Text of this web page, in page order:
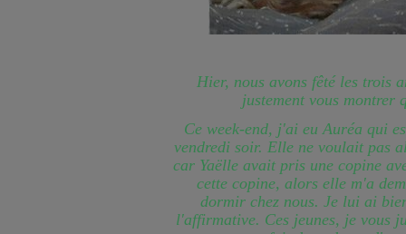
Hier, nous avons fêté les trois
justement vous montrer
Ce week-end, j'ai eu Auréa qui
vendredi soir. Elle ne voulait pas
car Yaëlle avait pris une copine
cette copine, alors elle m'a
dormir chez nous. Je lui ai
l'affirmative. Ces jeunes, je vous